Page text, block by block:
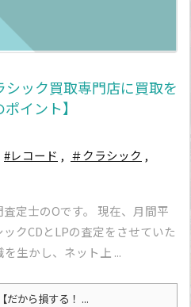
シック買取専門店に買取を
イント】
#レコード , ＃クラシック ,
定士のOです。 現在、月間平
クCDとLPの査定をさせていた
生かし、ネット上 ...
【だから損する！ ...